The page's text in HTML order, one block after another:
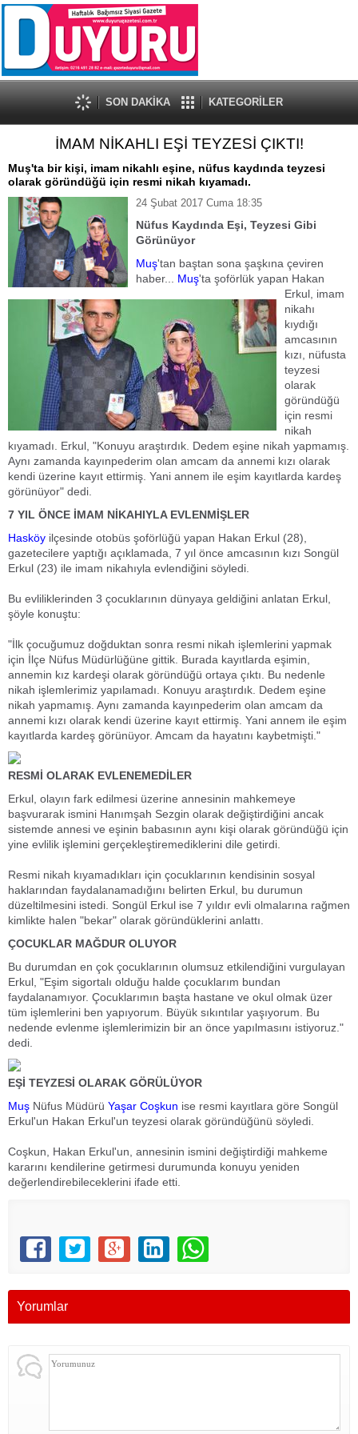
SON DAKİKA KATEGORİLER
İMAM NİKAHLI EŞİ TEYZESİ ÇIKTI!
Muş'ta bir kişi, imam nikahlı eşine, nüfus kaydında teyzesi
olarak göründüğü için resmi nikah kıyamadı.
24 Şubat 2017 Cuma 18:35
Nüfus Kaydında Eşi, Teyzesi Gibi
Görünüyor
Muş'tan baştan sona şaşkına çeviren
haber... Muş'ta şoförlük yapan Hakan
Erkul, imam
nikahı
kıydığı
amcasının
kızı, nüfusta
teyzesi
olarak
göründüğü
için resmi
nikah
kıyamadı. Erkul, "Konuyu araştırdık. Dedem eşine nikah yapmamış.
Aynı zamanda kayınpederim olan amcam da annemi kızı olarak
kendi üzerine kayıt ettirmiş. Yani annem ile eşim kayıtlarda kardeş
görünüyor" dedi.
7 YIL ÖNCE İMAM NİKAHIYLA EVLENMİŞLER
Hasköy ilçesinde otobüs şoförlüğü yapan Hakan Erkul (28),
gazetecilere yaptığı açıklamada, 7 yıl önce amcasının kızı Songül
Erkul (23) ile imam nikahıyla evlendiğini söyledi.
Bu evliliklerinden 3 çocuklarının dünyaya geldiğini anlatan Erkul,
şöyle konuştu:
"İlk çocuğumuz doğduktan sonra resmi nikah işlemlerini yapmak
için İlçe Nüfus Müdürlüğüne gittik. Burada kayıtlarda eşimin,
annemin kız kardeşi olarak göründüğü ortaya çıktı. Bu nedenle
nikah işlemlerimiz yapılamadı. Konuyu araştırdık. Dedem eşine
nikah yapmamış. Aynı zamanda kayınpederim olan amcam da
annemi kızı olarak kendi üzerine kayıt ettirmiş. Yani annem ile eşim
kayıtlarda kardeş görünüyor. Amcam da hayatını kaybetmişti."
RESMİ OLARAK EVLENEMEDİLER
Erkul, olayın fark edilmesi üzerine annesinin mahkemeye
başvurarak ismini Hanımşah Sezgin olarak değiştirdiğini ancak
sistemde annesi ve eşinin babasının aynı kişi olarak göründüğü için
yine evlilik işlemini gerçekleştiremediklerini dile getirdi.
Resmi nikah kıyamadıkları için çocuklarının kendisinin sosyal
haklarından faydalanamadığını belirten Erkul, bu durumun
düzeltilmesini istedi. Songül Erkul ise 7 yıldır evli olmalarına rağmen
kimlikte halen "bekar" olarak göründüklerini anlattı.
ÇOCUKLAR MAĞDUR OLUYOR
Bu durumdan en çok çocuklarının olumsuz etkilendiğini vurgulayan
Erkul, "Eşim sigortalı olduğu halde çocuklarım bundan
faydalanamıyor. Çocuklarımın başta hastane ve okul olmak üzer
tüm işlemlerini ben yapıyorum. Büyük sıkıntılar yaşıyorum. Bu
nedende evlenme işlemlerimizin bir an önce yapılmasını istiyoruz."
dedi.
EŞİ TEYZESİ OLARAK GÖRÜLÜYOR
Muş Nüfus Müdürü Yaşar Coşkun ise resmi kayıtlara göre Songül
Erkul'un Hakan Erkul'un teyzesi olarak göründüğünü söyledi.
Coşkun, Hakan Erkul'un, annesinin ismini değiştirdiği mahkeme
kararını kendilerine getirmesi durumunda konuyu yeniden
değerlendirebileceklerini ifade etti.
Yorumlar